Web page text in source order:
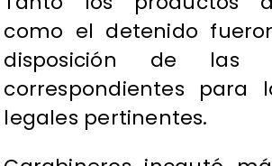
como el detenido
disposición de las
correspondientes para
legales pertinentes.